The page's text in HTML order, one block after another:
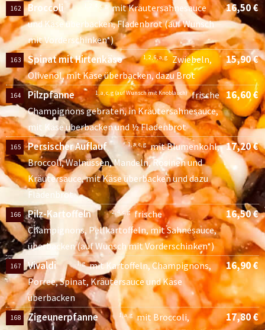
162 Broccoli 1, 2, 4, c, g mit Kräutersahnesauce
und Käse überbacken, Fladenbrot (auf Wunsch
mit Vorderschinken*)
16,50 €
163 Spinat mit Hirtenkäse 1, 2, 6, a, g Zwiebeln,
Olivenöl, mit Käse überbacken, dazu Brot
15,90 €
164 Pilzpfanne 1, a, c, g (auf Wunsch mit Knoblauch) frische
Champignons gebraten, in Kräutersahnesauce,
mit Käse überbacken und ½ Fladenbrot
16,60 €
165 Persischer Auflauf 1, a, c, g mit Blumenkohl,
Broccoli, Walnüssen, Mandeln, Rosinen und
Kräutersauce, mit Käse überbacken und dazu
Fladenbrot
17,20 €
166 Pilz-Kartoffeln 2, 4, c, g frische
Champignons, Pellkartoffeln, mit Sahnesauce,
überbacken (auf Wunsch mit Vorderschinken*)
16,50 €
167 Vivaldi 1, g mit Kartoffeln, Champignons,
Porree, Spinat, Kräutersauce und Käse
überbacken
16,90 €
168 Zigeunerpfanne 1, a, g mit Broccoli,
17,80 €